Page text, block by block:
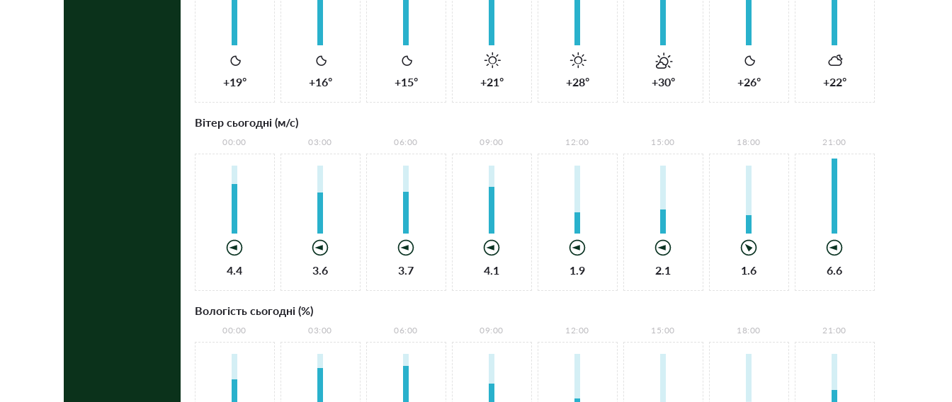
+19° +16° +15° +21° +28° +30° +26° +22°
Вітер сьогодні (м/с)
00:00
4.4
03:00
3.6
06:00
3.7
09:00
4.1
12:00
1.9
15:00
2.1
18:00
1.6
21:00
6.6
Вологість сьогодні (%)
00:00 03:00 06:00 09:00 12:00 15:00 18:00 21:00